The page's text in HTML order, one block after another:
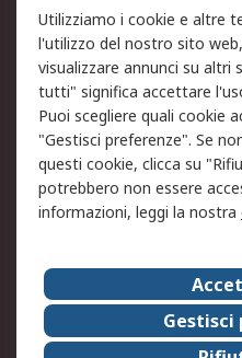
Informativa Cookie
Email Security
Condizioni di vendita
Etica e responsabilità
Chi Siamo
Chi Siamo
Supporto
Carriere
Utilizziamo i cookie e altre
l'utilizzo del nostro sito
visualizzare annunci su altri
tutti" significa accettare
Puoi scegliere quali cookie
"Gestisci preferenze". Se
questi cookie, clicca su
potrebbero non essere
informazioni, leggi la nostra
Gestisci